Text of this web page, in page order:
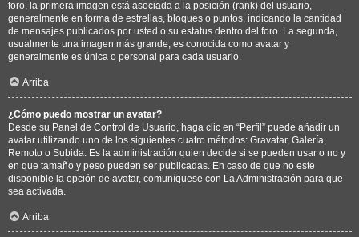
foro, la primera imagen está asociada a la posición (rank) del usuario,
generalmente en forma de estrellas, bloques o puntos, indicando la cantidad
de mensajes publicados por usted o su estatus dentro del foro. La segunda,
usualmente una imagen más grande, es conocida como avatar y
generalmente es única o personal para cada usuario.
Arriba
¿Cómo puedo mostrar un avatar?
Desde su Panel de Control de Usuario, haga clic en “Perfil” puede añadir un
avatar utilizando uno de los siguientes cuatro métodos: Gravatar, Galería,
Remoto o Subida. Es la administración quien decide si se pueden usar o no y
en que tamaño y peso pueden ser publicadas. En caso de que no este
disponible la opción de avatar, comuníquese con La Administración para que
sea activada.
Arriba